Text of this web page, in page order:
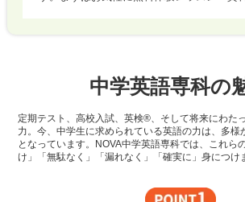
中学英語専科の
定期テスト、高校入試、英検®、そして将来にわた
力。今、中学生に求められている英語の力は、多様
となっています。NOVA中学英語専科では、これら
け」「無駄なく」「漏れなく」「確実に」身につけ